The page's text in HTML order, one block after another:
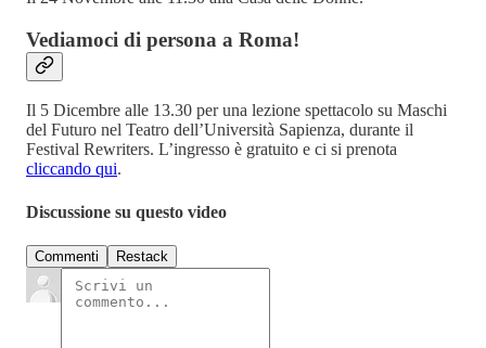
Vediamoci di persona a Roma!
Il 5 Dicembre alle 13.30 per una lezione spettacolo su Maschi
del Futuro nel Teatro dell’Università Sapienza, durante il
Festival Rewriters. L’ingresso è gratuito e ci si prenota
cliccando qui.
Discussione su questo video
Commenti Restack